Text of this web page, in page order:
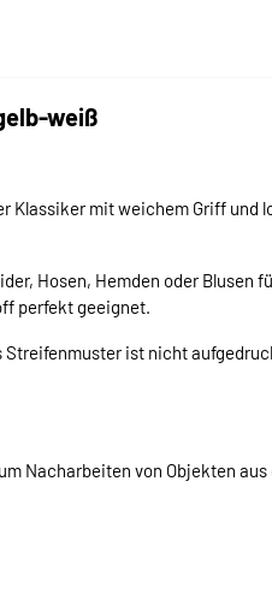
weiß
mit weichem Griff und
Hosen, Hemden oder Blusen
perfekt geeignet.
ist nicht
Nacharbeiten von Objekten